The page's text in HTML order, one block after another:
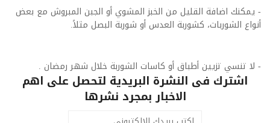
- يمكنك اضافة القليل من الخبز المشوي أو الجبن المبروش مع بعض
أنواع الشوربات، كشوربة العدس أو شوربة البصل مثلاً.
- لا تنسي تزيين أطباق أو كاسات الشوربة خلال شهر رمضان .
اشترك فى النشرة البريدية لتحصل على اهم
الاخبار بمجرد نشرها